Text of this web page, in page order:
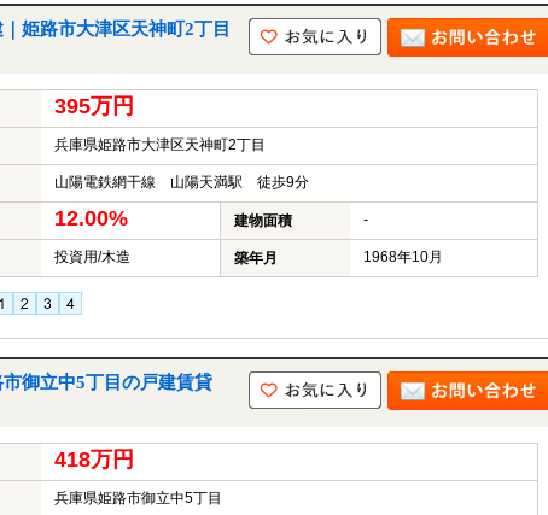
姫路市大津区天神町2丁目
395万円
兵庫県姫路市大津区天神町2丁目
山陽電鉄網干線 山陽天満駅 徒歩9分
12.00% 建物面積 -
投資用/木造 築年月 1968年10月
御立中5丁目の戸建賃貸
418万円
兵庫県姫路市御立中5丁目